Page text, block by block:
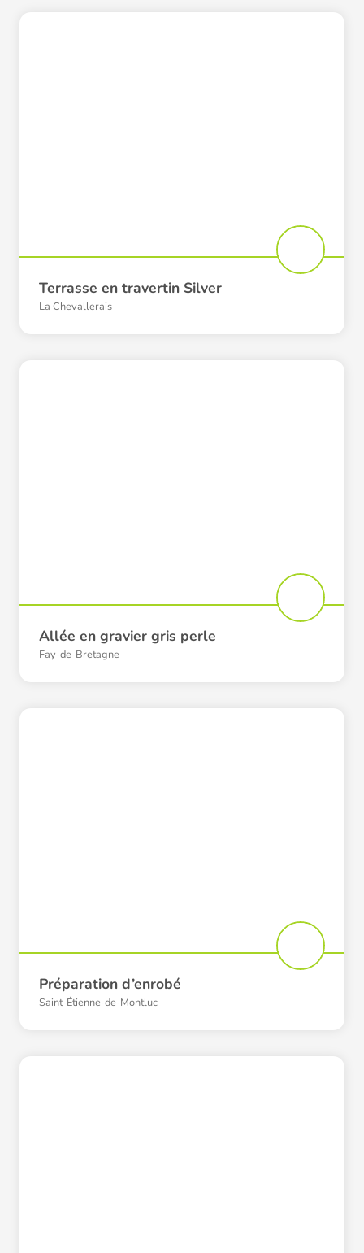
Terrasse en travertin Silver
La Chevallerais
Allée en gravier gris perle
Fay-de-Bretagne
Préparation d’enrobé
Saint-Étienne-de-Montluc